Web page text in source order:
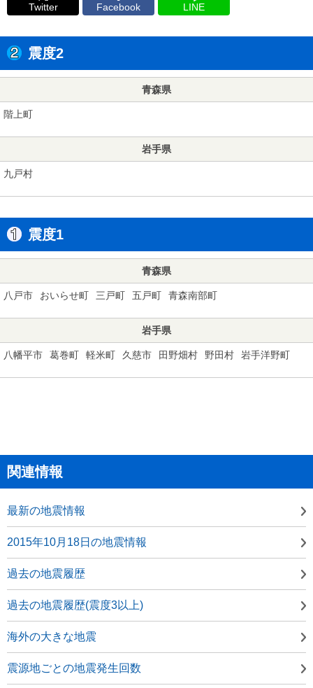
Twitter Facebook LINE
震度2
青森県
階上町
岩手県
九戸村
震度1
青森県
八戸市 おいらせ町 三戸町 五戸町 青森南部町
岩手県
八幡平市 葛巻町 軽米町 久慈市 田野畑村 野田村 岩手洋野町
関連情報
最新の地震情報
2015年10月18日の地震情報
過去の地震履歴
過去の地震履歴(震度3以上)
海外の大きな地震
震源地ごとの地震発生回数